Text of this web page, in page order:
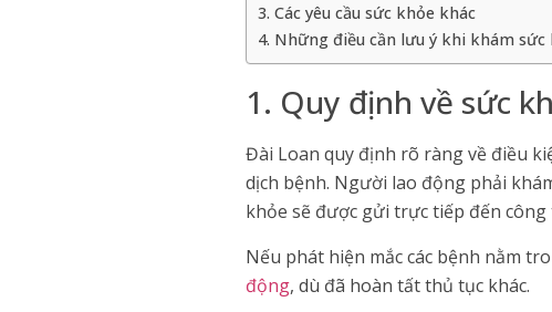
3. Các yêu cầu sức khỏe khác
4. Những điều cần lưu ý khi khám
1. Quy định về sức
Đài Loan quy định rõ ràng về điều
dịch bệnh. Người lao động phải
khỏe sẽ được gửi trực tiếp đến
Nếu phát hiện mắc các bệnh nằm
động, dù đã hoàn tất thủ tục khác.